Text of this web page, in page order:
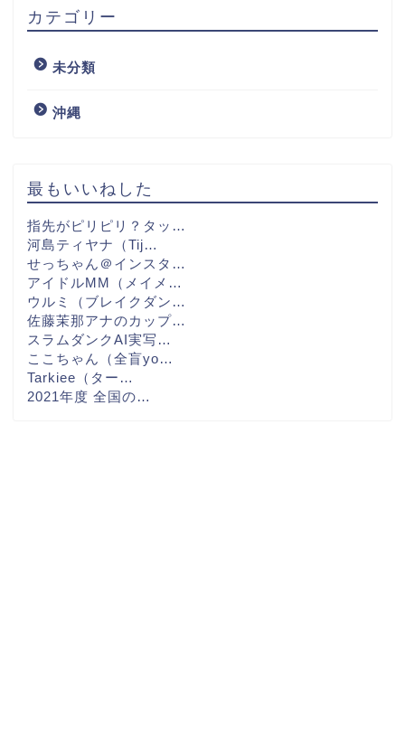
カテゴリー
未分類
沖縄
最もいいねした
指先がピリピリ？タッ…
河島ティヤナ（Tij…
せっちゃん＠インスタ…
アイドルMM（メイメ…
ウルミ（ブレイクダン…
佐藤茉那アナのカップ…
スラムダンクAI実写…
ここちゃん（全盲yo…
Tarkiee（ター…
2021年度 全国の…